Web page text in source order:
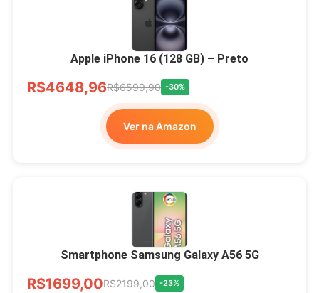
Apple iPhone 16 (128 GB) – Preto
R$4648,96R$6599,90 -30%
Ver na Amazon
Smartphone Samsung Galaxy A56 5G
R$1699,00R$2199,00 -23%